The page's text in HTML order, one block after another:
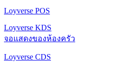
Loyverse POS
Loyverse KDS
จอแสดงของห้องครัว
Loyverse CDS